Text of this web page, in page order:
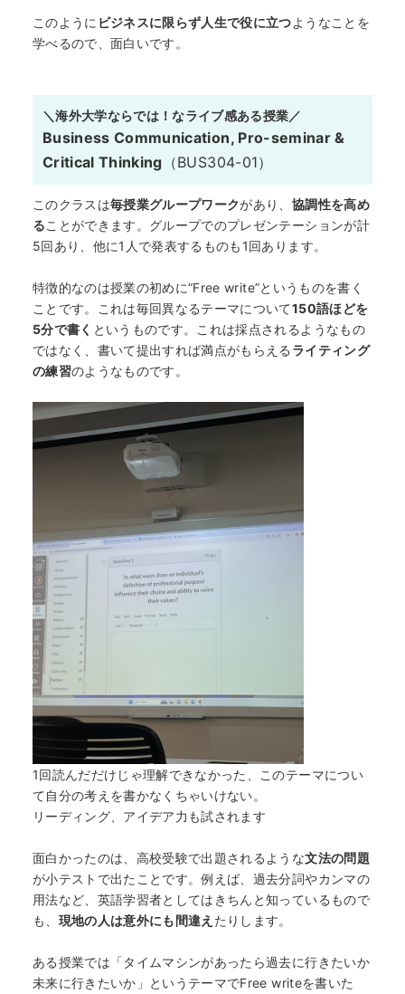
このように ビジネスに限らず人生で役に立つようなことを
学べるので、面白いです。
＼海外大学ならでは！なライブ感ある授業／
Business Communication, Pro-seminar &
Critical Thinking （BUS304-01）
このクラスは毎授業グループワークがあり、 協調性を高め
ることができます。グループでのプレゼンテーションが計
5回あり、他に1人で発表するものも1回あります。
特徴的なのは授業の初めに“Free write”というものを書く
ことです。これは毎回異なるテーマについて150語ほどを
5分で書く というものです。これは採点されるようなもの
ではなく、書いて提出すれば満点がもらえる ライティング
の練習のようなものです。
1回読んだだけじゃ理解できなかった、このテーマについ
て自分の考えを書かなくちゃいけない。
リーディング、アイデア力も試されます
面白かったのは、高校受験で出題されるような文法の問題
が小テストで出たことです。例えば、過去分詞やカンマの
用法など、英語学習者としてはきちんと知っているもので
も、 現地の人は意外にも間違え たりします。
ある授業では「タイムマシンがあったら過去に行きたいか
未来に行きたいか」というテーマでFree writeを書いた